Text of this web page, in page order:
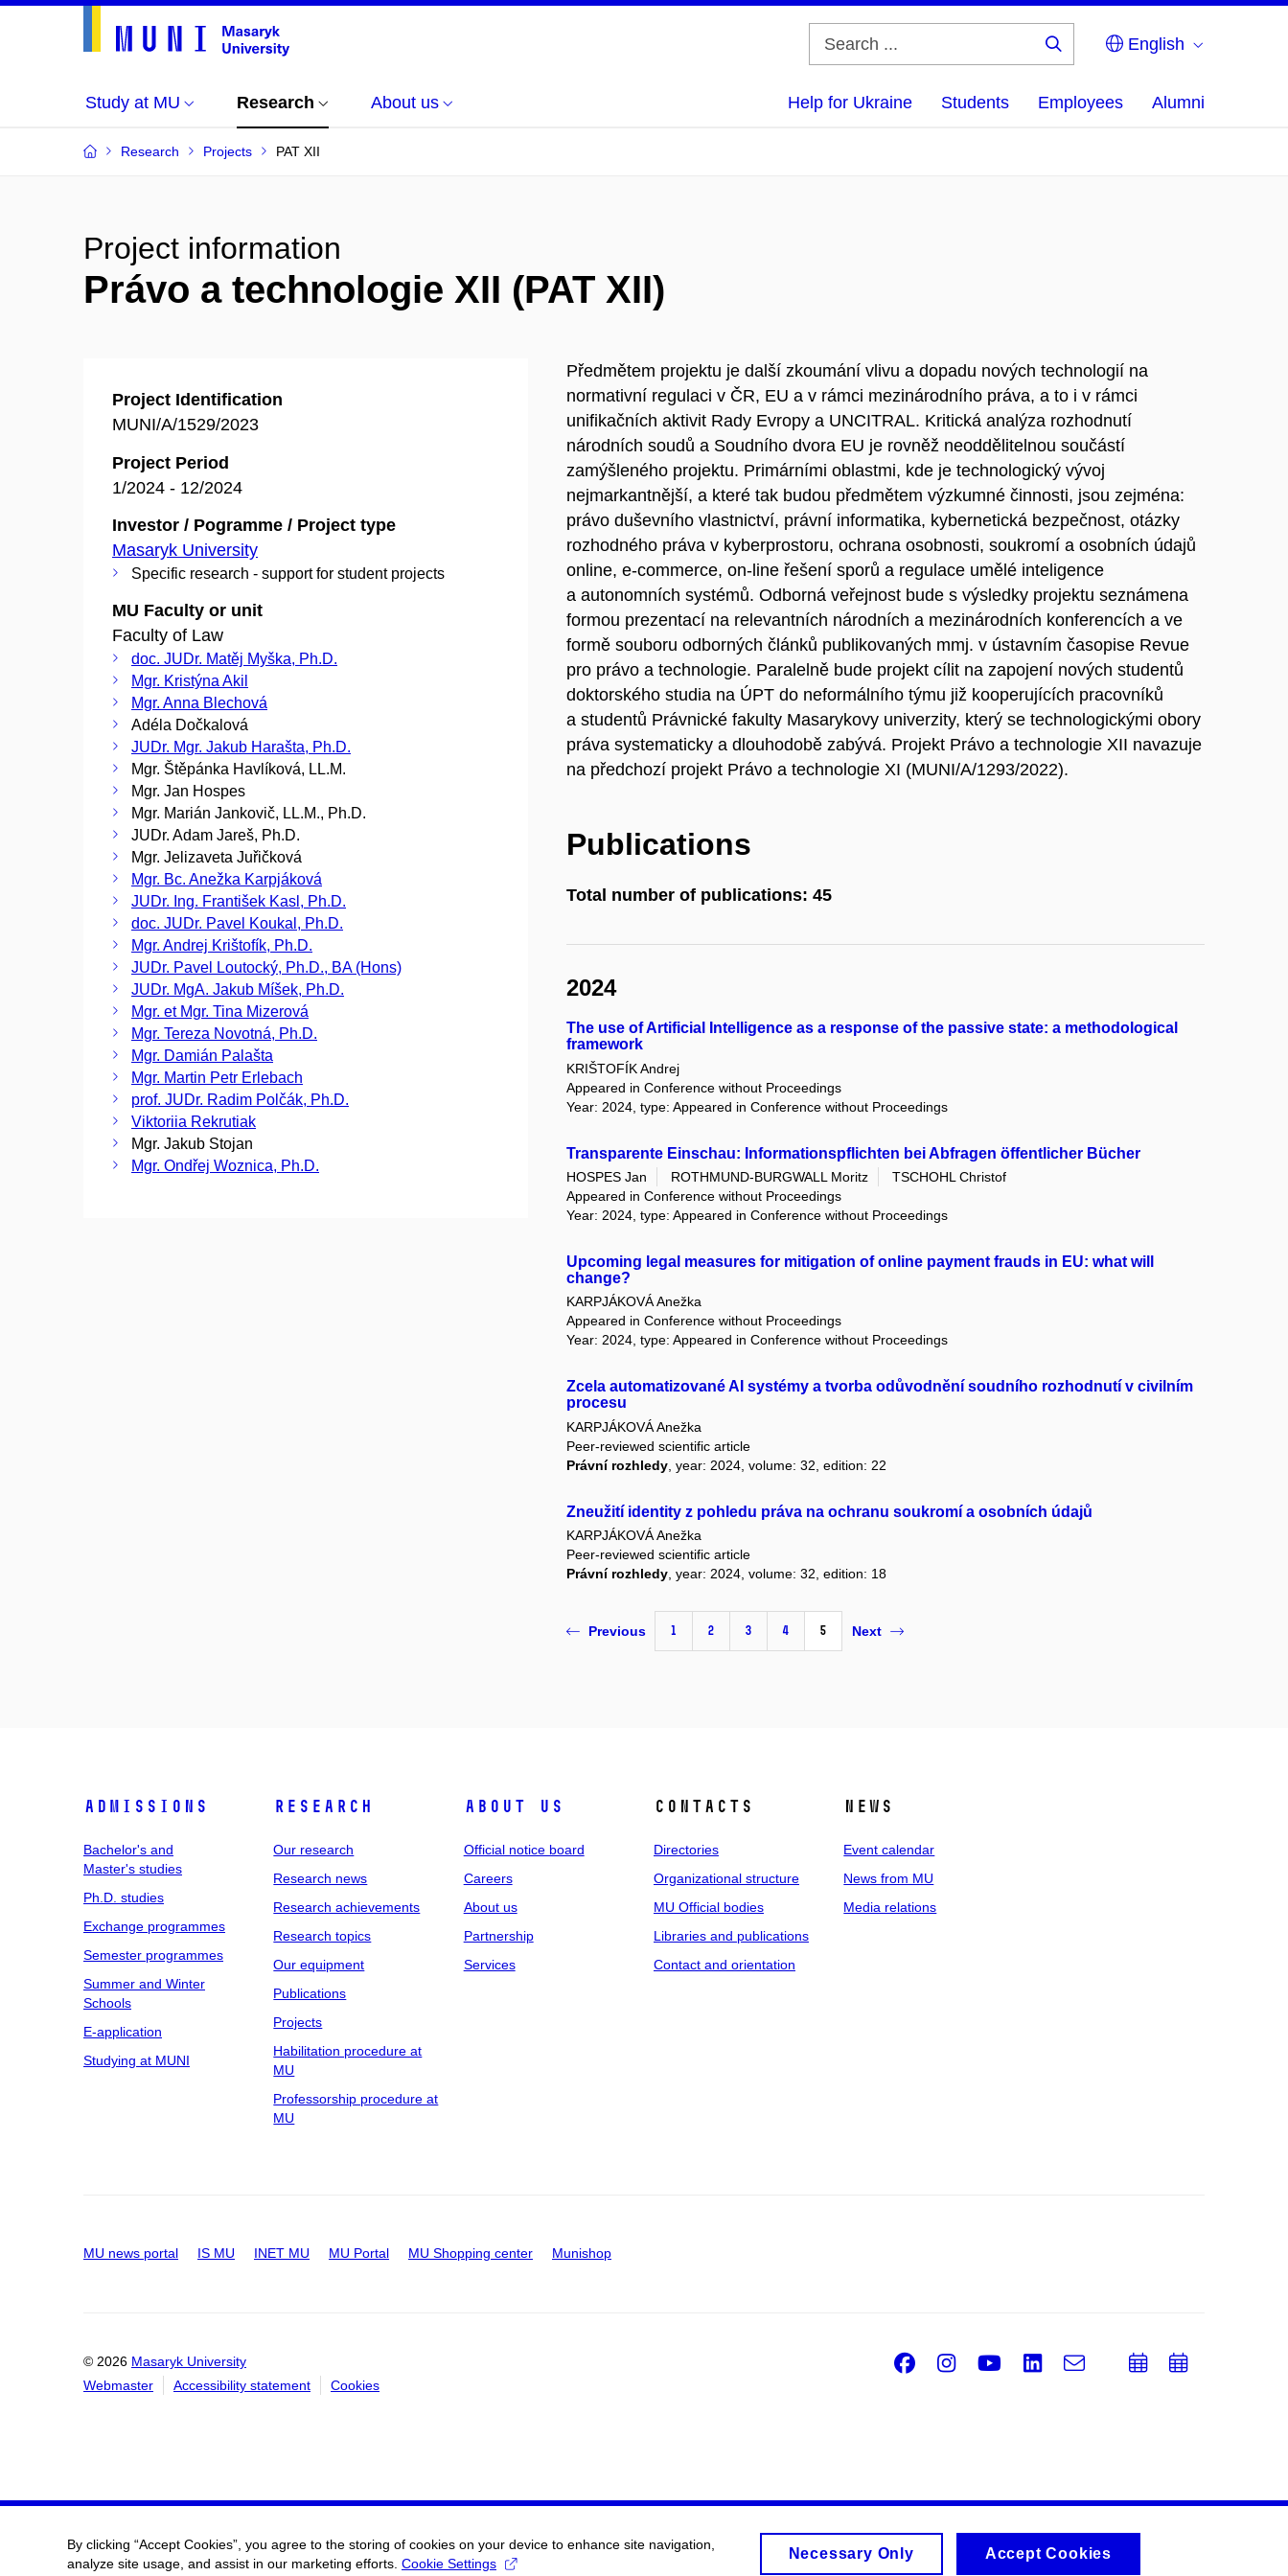
English
Study at MU Research About us Help for Ukraine Students Employees Alumni
Research Projects PAT XII
Project information
Právo a technologie XII (PAT XII)
Project Identification
MUNI/A/1529/2023
Project Period
1/2024 - 12/2024
Investor / Pogramme / Project type
Masaryk University
Specific research - support for student projects
MU Faculty or unit
Faculty of Law
doc. JUDr. Matěj Myška, Ph.D.
Mgr. Kristýna Akil
Mgr. Anna Blechová
Adéla Dočkalová
JUDr. Mgr. Jakub Harašta, Ph.D.
Mgr. Štěpánka Havlíková, LL.M.
Mgr. Jan Hospes
Mgr. Marián Jankovič, LL.M., Ph.D.
JUDr. Adam Jareš, Ph.D.
Mgr. Jelizaveta Juřičková
Mgr. Bc. Anežka Karpjáková
JUDr. Ing. František Kasl, Ph.D.
doc. JUDr. Pavel Koukal, Ph.D.
Mgr. Andrej Krištofík, Ph.D.
JUDr. Pavel Loutocký, Ph.D., BA (Hons)
JUDr. MgA. Jakub Míšek, Ph.D.
Mgr. et Mgr. Tina Mizerová
Mgr. Tereza Novotná, Ph.D.
Mgr. Damián Palašta
Mgr. Martin Petr Erlebach
prof. JUDr. Radim Polčák, Ph.D.
Viktoriia Rekrutiak
Mgr. Jakub Stojan
Mgr. Ondřej Woznica, Ph.D.
Předmětem projektu je další zkoumání vlivu a dopadu nových technologií na
normativní regulaci v ČR, EU a v rámci mezinárodního práva, a to i v rámci
unifikačních aktivit Rady Evropy a UNCITRAL. Kritická analýza rozhodnutí
národních soudů a Soudního dvora EU je rovněž neoddělitelnou součástí
zamýšleného projektu. Primárními oblastmi, kde je technologický vývoj
nejmarkantnější, a které tak budou předmětem výzkumné činnosti, jsou zejména:
právo duševního vlastnictví, právní informatika, kybernetická bezpečnost, otázky
rozhodného práva v kyberprostoru, ochrana osobnosti, soukromí a osobních údajů
online, e-commerce, on-line řešení sporů a regulace umělé inteligence
a autonomních systémů. Odborná veřejnost bude s výsledky projektu seznámena
formou prezentací na relevantních národních a mezinárodních konferencích a ve
formě souboru odborných článků publikovaných mmj. v ústavním časopise Revue
pro právo a technologie. Paralelně bude projekt cílit na zapojení nových studentů
doktorského studia na ÚPT do neformálního týmu již kooperujících pracovníků
a studentů Právnické fakulty Masarykovy univerzity, který se technologickými obory
práva systematicky a dlouhodobě zabývá. Projekt Právo a technologie XII navazuje
na předchozí projekt Právo a technologie XI (MUNI/A/1293/2022).
Publications
Total number of publications: 45
2024
The use of Artificial Intelligence as a response of the passive state: a methodological
framework
KRIŠTOFÍK Andrej
Appeared in Conference without Proceedings
Year: 2024, type: Appeared in Conference without Proceedings
Transparente Einschau: Informationspflichten bei Abfragen öffentlicher Bücher
HOSPES Jan ROTHMUND-BURGWALL Moritz
TSCHOHL Christof
Appeared in Conference without Proceedings
Year: 2024, type: Appeared in Conference without Proceedings
Upcoming legal measures for mitigation of online payment frauds in EU: what will
change?
KARPJÁKOVÁ Anežka
Appeared in Conference without Proceedings
Year: 2024, type: Appeared in Conference without Proceedings
Zcela automatizované AI systémy a tvorba odůvodnění soudního rozhodnutí v civilním
procesu
KARPJÁKOVÁ Anežka
Peer-reviewed scientific article
Právní rozhledy , year: 2024, volume: 32, edition: 22
Zneužití identity z pohledu práva na ochranu soukromí a osobních údajů
KARPJÁKOVÁ Anežka
Peer-reviewed scientific article
Právní rozhledy , year: 2024, volume: 32, edition: 18
Previous 1 2 3 4 5 Next
Admissions
Bachelor's and
Master's studies
Ph.D. studies
Exchange programmes
Semester programmes
Summer and Winter
Schools
E-application
Studying at MUNI
Research
Our research
Research news
Research achievements
Research topics
Our equipment
Publications
Projects
Habilitation procedure at
MU
Professorship procedure at
MU
About us
Official notice board
Careers
About us
Partnership
Services
Contacts
Directories
Organizational structure
MU Official bodies
Libraries and publications
Contact and orientation
News
Event calendar
News from MU
Media relations
MU news portal IS MU INET MU MU Portal MU Shopping center Munishop
© 2026 Masaryk University
Webmaster
Accessibility statement Cookies
Facebook
Instagram
Youtube
LinkedIn
e-
AddAdd
By clicking “Accept Cookies”, you agree to the storing of cookies on your device to enhance site navigation,
analyze site usage, and assist in our marketing efforts. Cookie Settings
Necessary Only Accept Cookies